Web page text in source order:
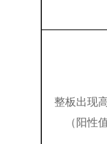
整板出现
（阳性